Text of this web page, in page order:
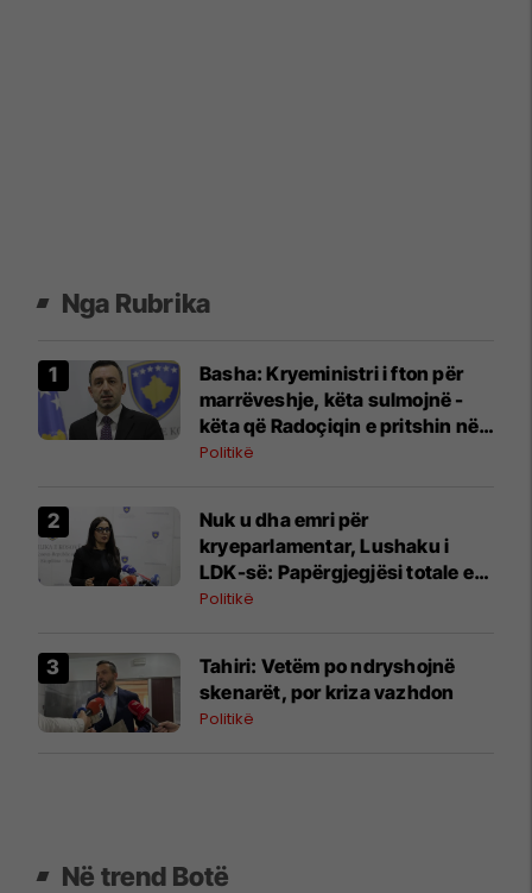
Nga Rubrika
Basha: Kryeministri i fton për
marrëveshje, këta sulmojnë -
këta që Radoçiqin e pritshin në
kryeministri
Politikë
Nuk u dha emri për
kryeparlamentar, Lushaku i
LDK-së: Papërgjegjësi totale e
LVV-së
Politikë
Tahiri: Vetëm po ndryshojnë
skenarët, por kriza vazhdon
Politikë
Në trend Botë